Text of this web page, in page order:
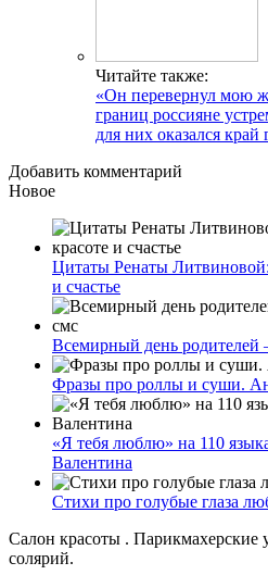
Читайте также:
«Он перевернул мою
границ россияне
для них оказался
Добавить комментарий
Новое
Цитаты Ренаты
и счастье
Всемирный день родителей
Фразы про роллы и суши.
«Я тебя люблю» на 110
Валентина
Стихи про голубые глаза
Салон красоты .
солярий.